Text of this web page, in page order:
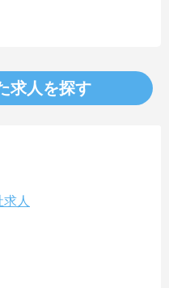
求人を探す
人